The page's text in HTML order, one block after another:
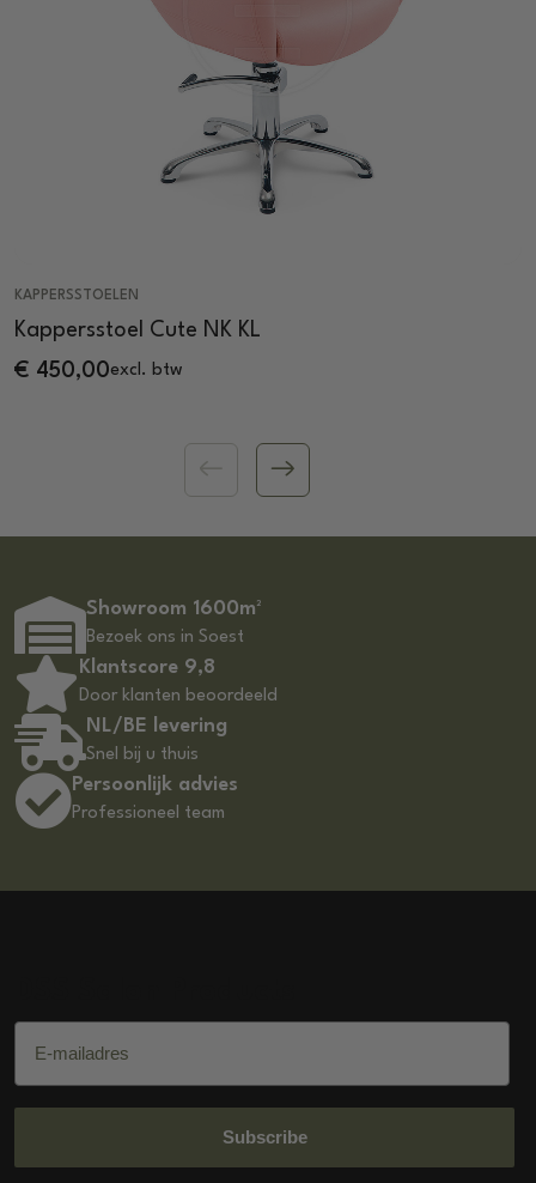
KAPPERSSTOELEN
Kappersstoel Cute NK KL
€ 450,00excl. btw
Showroom 1600m²
Bezoek ons in Soest
Klantscore 9,8
Door klanten beoordeeld
NL/BE levering
Snel bij u thuis
Persoonlijk advies
Professioneel team
E-mailadres
Subscribe